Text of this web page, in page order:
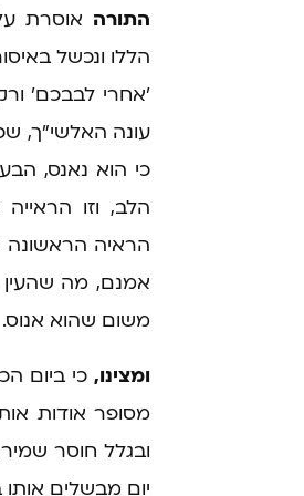
התורה אוסרת
הללו ונכשל
'אחרי לבבכם'
עונה האלשי"ך,
כי הוא נאנס,
הלב, וזו
הראיה הראשונה
אמנם, מה
משום שהוא אנוס.
ומצינו, כי ביום
מסופר אודות
ובגלל חוסר
יום מבשלים